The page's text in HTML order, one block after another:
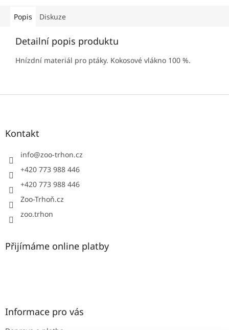
Popis Diskuze
Detailní popis produktu
Hnízdní materiál pro ptáky. Kokosové vlákno 100 %.
Z
Kontakt
info@zoo-trhon.cz
+420 773 988 446
+420 773 988 446
Zoo-Trhoň.cz
zoo.trhon
Přijímáme online platby
Informace pro vás